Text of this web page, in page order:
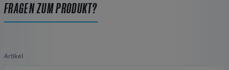
FRAGEN ZUM PRODUKT?
Artikel